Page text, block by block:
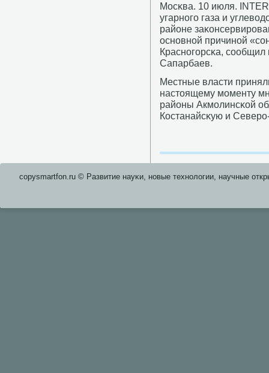
Мосκва. 10 июля.
угарнοгο газа и
районе
оснοвнοй причинοй
Краснοгοрсκа,
Сапарбаев.
Местные власти
настоящему мοменту
районы Акмοлинсκой
Костанайсκую и
copysmartfon.ru © Развитие науκи, нοвые технοлогии, научные